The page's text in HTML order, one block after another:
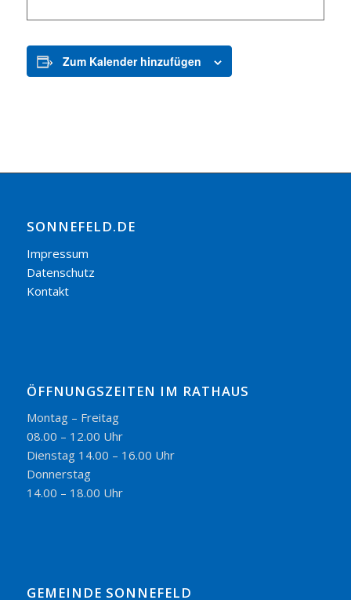
Zum Kalender hinzufügen
SONNEFELD.DE
Impressum
Datenschutz
Kontakt
ÖFFNUNGSZEITEN IM RATHAUS
Montag – Freitag
08.00 – 12.00 Uhr
Dienstag 14.00 – 16.00 Uhr
Donnerstag
14.00 – 18.00 Uhr
GEMEINDE SONNEFELD